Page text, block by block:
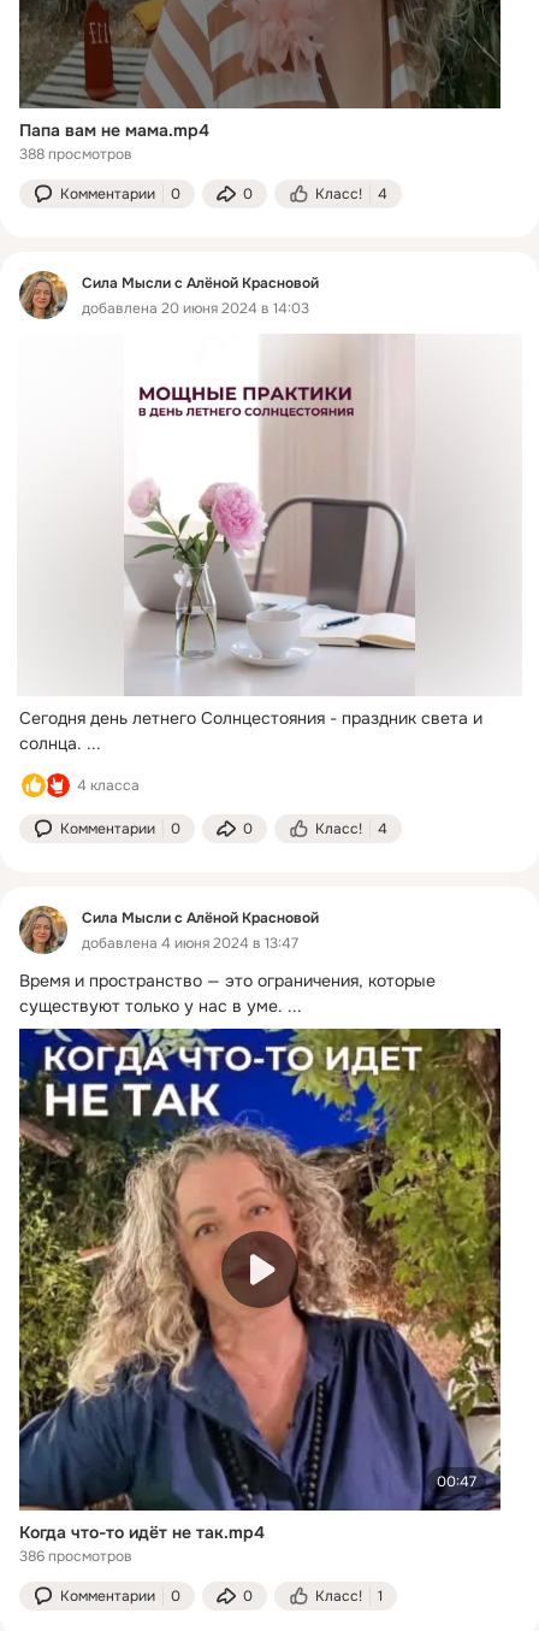
Папа вам не мама.mp4
388 просмотров
Комментарии 0 0 Класс! 4
Сила Мысли с Алёной Красновой
добавлена 20 июня 2024 в 14:03
Сегодня день летнего Солнцестояния - праздник света и
солнца. ...
4 класса
Комментарии 0 0 Класс! 4
Сила Мысли с Алёной Красновой
добавлена 4 июня 2024 в 13:47
Время и пространство — это ограничения, которые
существуют только у нас в уме. ...
00:47
Когда что-то идёт не так.mp4
386 просмотров
Комментарии 0 0 Класс! 1